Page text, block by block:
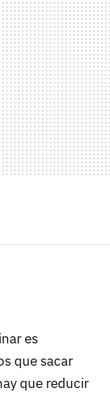
es
que sacar
que reducir